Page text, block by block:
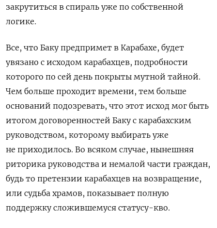
закрутиться в спираль уже по собственной
логике.
Все, что Баку предпримет в Карабахе, будет
увязано с исходом карабахцев, подробности
которого по сей день покрыты мутной тайной.
Чем больше проходит времени, тем больше
оснований подозревать, что этот исход мог быть
итогом договоренностей Баку с карабахским
руководством, которому выбирать уже
не приходилось. Во всяком случае, нынешняя
риторика руководства и немалой части граждан,
будь то претензии карабахцев на возвращение,
или судьба храмов, показывает полную
поддержку сложившемуся статусу-кво.